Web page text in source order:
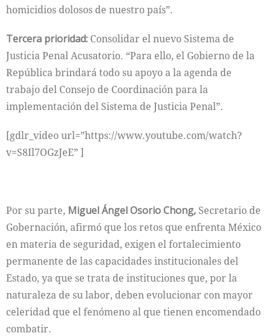
homicidios dolosos de nuestro país”.
Tercera prioridad: Consolidar el nuevo Sistema de
Justicia Penal Acusatorio. “Para ello, el Gobierno de la
República brindará todo su apoyo a la agenda de
trabajo del Consejo de Coordinación para la
implementación del Sistema de Justicia Penal”.
[gdlr_video url=”https://www.youtube.com/watch?
v=S8Il7OGzJeE” ]
Por su parte, Miguel Ángel Osorio Chong, Secretario de
Gobernación, afirmó que los retos que enfrenta México
en materia de seguridad, exigen el fortalecimiento
permanente de las capacidades institucionales del
Estado, ya que se trata de instituciones que, por la
naturaleza de su labor, deben evolucionar con mayor
celeridad que el fenómeno al que tienen encomendado
combatir.